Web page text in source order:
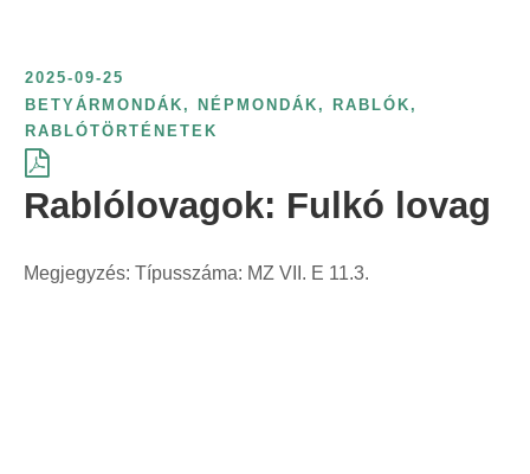
2025-09-25
BETYÁRMONDÁK , NÉPMONDÁK , RABLÓK,
RABLÓTÖRTÉNETEK
Rablólovagok: Fulkó lovag
Megjegyzés: Típusszáma: MZ VII. E 11.3.